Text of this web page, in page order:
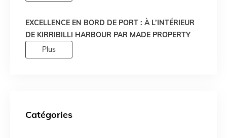
EXCELLENCE EN BORD DE PORT : À L’INTÉRIEUR
DE KIRRIBILLI HARBOUR PAR MADE PROPERTY
Plus
Catégories